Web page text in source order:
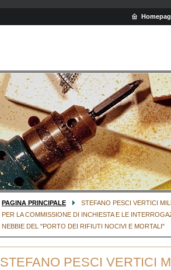
PAGINA PRINCIPALE
STEFANO PESCI VERTICI
PER LA COMMISSIONE DI INCHIESTA E LE
NEBBIE DEL "PORTO DEI RIFIUTI NOCIVI E MORTALI"
STEFANO PESCI VERTICI